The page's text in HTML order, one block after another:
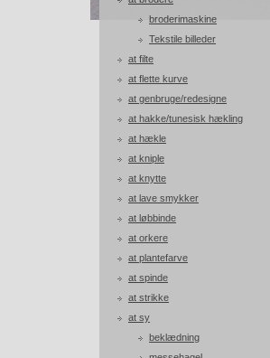
broderimaskine
Tekstile billeder
at filte
at flette kurve
at genbruge/redesigne
at hakke/tunesisk hækling
at hækle
at kniple
at knytte
at lave smykker
at løbbinde
at orkere
at plantefarve
at spinde
at strikke
at sy
beklædning